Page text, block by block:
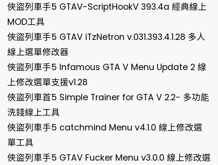
俠盜列車手5 GTAV-ScriptHookV 393.4a 經典線上
MOD工具
俠盜列車手5 GTAV iTzNetron v.031.393.4.1.28 多人
線上選單修改器
俠盜列車手5 Infamous GTA V Menu Update 2 線
上修改選單支援v1.28
俠盜列車首5 Simple Trainer for GTA V 2.2- 多功能
洗錢線上工具
俠盜列車手5 catchmind Menu v4.1.0 線上修改選
單工具
俠盜列車手5 GTAV Fucker Menu v3.0.0 線上修改選